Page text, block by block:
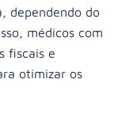
dependendo do
médicos com
fiscais e
otimizar os